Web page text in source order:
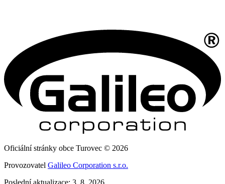
Oficiální stránky obce Turovec © 2026
Provozovatel Galileo Corporation s.r.o.